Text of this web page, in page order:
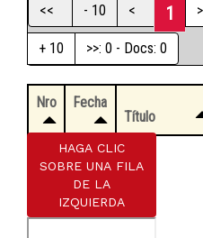
<< - 10 < 1 >
+ 10 >>: 0 - Docs: 0
Nro
Fecha
Título
HAGA CLIC
SOBRE UNA FILA
DE LA
IZQUIERDA